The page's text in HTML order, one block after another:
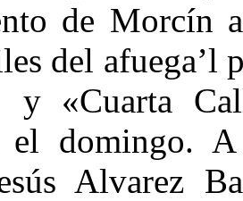
de Morcín
del afuega’l
y «Cuarta
el domingo.
Alvarez